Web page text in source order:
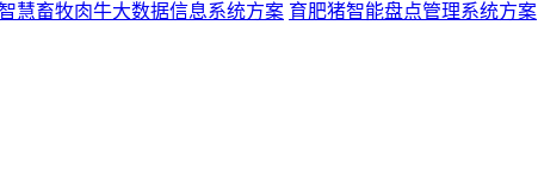
慧畜牧肉牛大数据信息系统方案 育肥猪智能盘点管理系统方案